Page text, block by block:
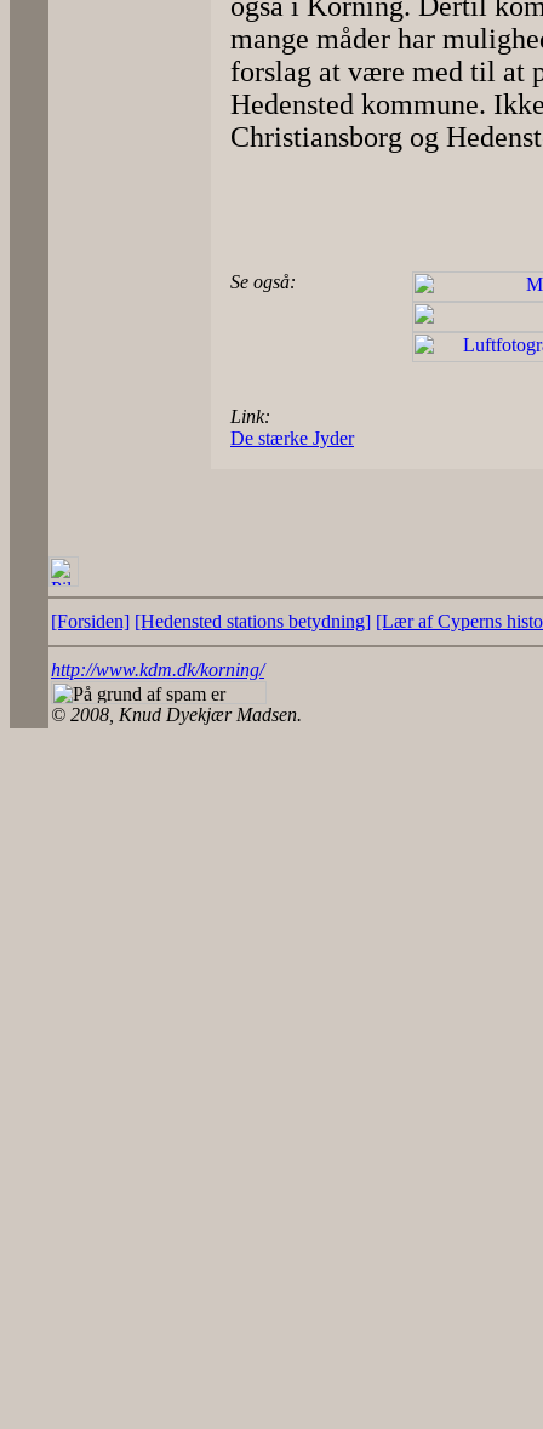
mange måder har
forslag at være med til at
Hedensted kommune.
Christiansborg og
Se også:
Link:
De stærke Jyder
[Forsiden] [Hedensted stations betydning] [Lær af Cyperns
http://www.kdm.dk/korning/
© 2008, Knud Dyekjær Madsen.